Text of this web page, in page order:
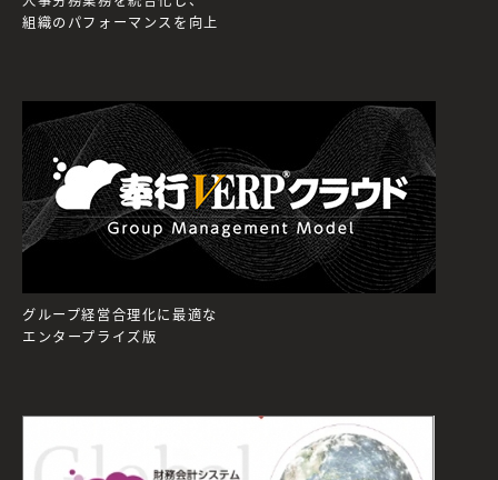
組織のパフォーマンスを向上
グループ経営合理化に最適な
エンタープライズ版